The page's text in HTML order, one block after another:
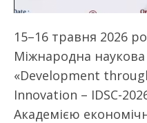
15–16 травня 2026
Міжнародна
«Development
Innovation – IDSC-
Академією